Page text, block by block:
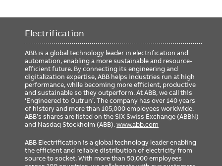
Electrification
ABB is a global technology leader in electrification and
automation, enabling a more sustainable and resource-
efficient future. By connecting its engineering and
digitalization expertise, ABB helps industries run at high
performance, while becoming more efficient, productive
and sustainable so they outperform. At ABB, we call this
‘Engineered to Outrun’. The company has over 140 years
of history and more than 105,000 employees worldwide.
ABB’s shares are listed on the SIX Swiss Exchange (ABBN)
and Nasdaq Stockholm (ABB).www.abb.com
ABB Electrification is a global technology leader enabling
the efficient and reliable distribution of electricity from
source to socket. With more than 50,000 employees